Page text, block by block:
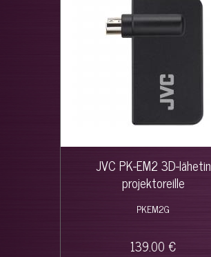
JVC PK-EM2 3D-lähetin
projektoreille
PKEM2G
139.00 €